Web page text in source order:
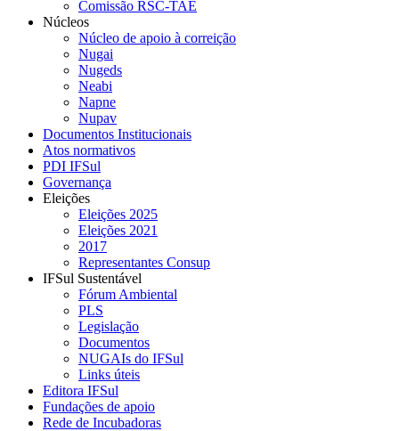
Comissão RSC-TAE
Núcleos
Núcleo de apoio à correição
Nugai
Nugeds
Neabi
Napne
Nupav
Documentos Institucionais
Atos normativos
PDI IFSul
Governança
Eleições
Eleições 2025
Eleições 2021
2017
Representantes Consup
IFSul Sustentável
Fórum Ambiental
PLS
Legislação
Documentos
NUGAIs do IFSul
Links úteis
Editora IFSul
Fundações de apoio
Rede de Incubadoras